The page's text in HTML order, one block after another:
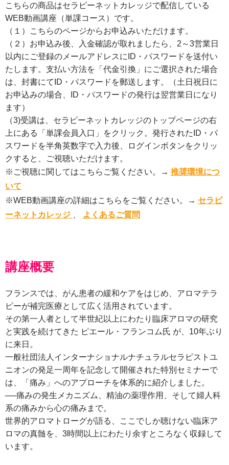
こちらの商品はセラピーネットカレッジで配信している
WEB動画講座（単課コース）です。
（１）こちらのページからお申込みいただけます。
（２）お申込み後、入金確認が取れましたら、2～3営業日
以内にご登録のメールアドレスにID・パスワードを送付い
たします。支払い方法を「代金引換」にご選択された場合
は、封書にてID・パスワードを郵送します。（土日祝日に
お申込みの場合、ID・パスワードの発行は翌営業日になり
ます）
（3)受講は、セラピーネットカレッジのトップページの右
上にある「単課会員入口」をクリック。発行されたID・パ
スワードを半角英数字で入力後、ログインボタンをクリッ
クすると、ご視聴いただけます。
※ご視聴に関してはこちらご覧ください。→ 推奨環境につ
いて
※WEB動画講座の詳細はこちらをご覧ください。→ セラピ
ーネットカレッジ
よくあるご質問
講座概要
フランスでは、がん患者の緩和ケアをはじめ、アロマテラ
ピーが補完医療として広く活用されています。
その第一人者として半世紀以上にわたり臨床アロマの研究
と実践を続けてきた ピエール・フランコム氏 が、10年ぶり
に来日。
一般社団法人インターナショナルナチュラルセラピストユ
ニオンの発足一周年を記念して開催された特別セミナーで
は、「痛み」へのアプローチを体系的に紹介しました。
──痛みの発生メカニズム、精油の薬理作用、そして婦人科
系の痛みから心の痛みまで。
世界的アロマトローグが語る、ここでしか聴けない臨床ア
ロマの真髄を、3時間以上にわたり余すところなく収録して
います。